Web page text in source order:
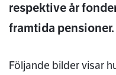
respektive år
framtida pensioner.
Följande bilder visar